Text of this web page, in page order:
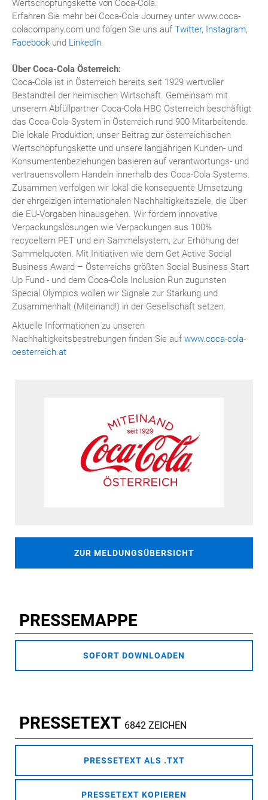
Wertschöpfungskette von Coca-Cola.
Erfahren Sie mehr bei Coca-Cola Journey unter www.coca-
colacompany.com und folgen Sie uns auf Twitter, Instagram,
Facebook und LinkedIn.
Über Coca-Cola Österreich:
Coca-Cola ist in Österreich bereits seit 1929 wertvoller
Bestandteil der heimischen Wirtschaft. Gemeinsam mit
unserem Abfüllpartner Coca-Cola HBC Österreich beschäftigt
das Coca-Cola System in Österreich rund 900 Mitarbeitende.
Die lokale Produktion, unser Beitrag zur österreichischen
Wertschöpfungskette und unsere langjährigen Kunden- und
Konsumentenbeziehungen basieren auf verantwortungs- und
vertrauensvollem Handeln innerhalb des Coca-Cola Systems.
Zusammen verfolgen wir lokal die konsequente Umsetzung
der ehrgeizigen internationalen Nachhaltigkeitsziele, die über
die EU-Vorgaben hinausgehen. Wir fördern innovative
Verpackungslösungen wie Verpackungen aus 100%
recyceltem PET und ein Sammelsystem, zur Erhöhung der
Sammelquoten. Mit Initiativen wie dem Get Active Social
Business Award – Österreichs größten Social Business Start
Up Fund - und dem Coca-Cola Inclusion Run zugunsten
Special Olympics wollen wir Signale zur Stärkung und
Zusammenhalt (Miteinand!) in der Gesellschaft setzen.
Aktuelle Informationen zu unseren
Nachhaltigkeitsbestrebungen finden Sie auf www.coca-cola-
oesterreich.at
ZUR MELDUNGSÜBERSICHT
PRESSEMAPPE
SOFORT DOWNLOADEN
PRESSETEXT 6842 ZEICHEN
PRESSETEXT ALS .TXT
PRESSETEXT KOPIEREN